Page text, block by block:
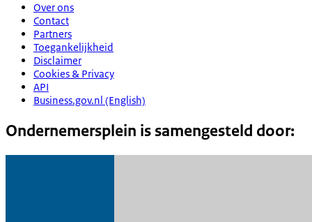
Over ons
Contact
Partners
Toegankelijkheid
Disclaimer
Cookies & Privacy
API
Business.gov.nl (English)
Ondernemersplein is samengesteld door: